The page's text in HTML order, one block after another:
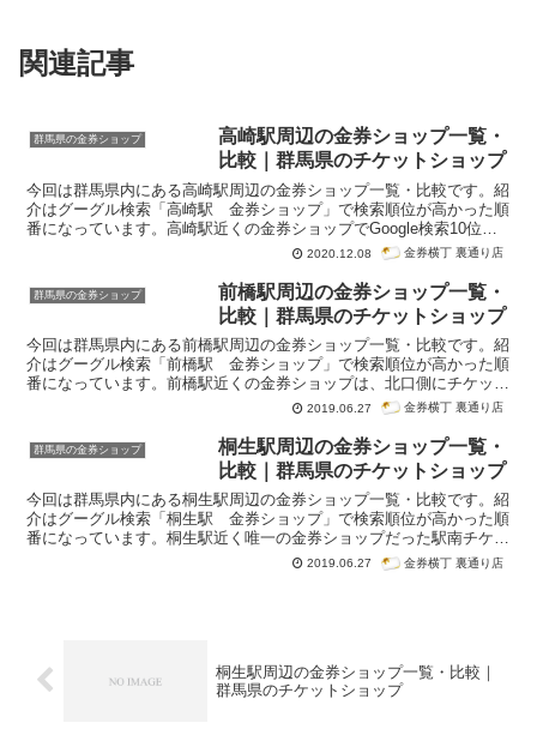
関連記事
群馬県の金券ショップ
高崎駅周辺の金券ショップ一覧・
比較｜群馬県のチケットショップ
今回は群馬県内にある高崎駅周辺の金券ショップ一覧・比較です。紹
介はグーグル検索「高崎駅 金券ショップ」で検索順位が高かった順
番になっています。高崎駅近くの金券ショップでGoogle検索10位以
内に入ったのは、「アップルチケット」と「金犬くん」だけでした。
ただし、金犬くんは高崎駅からかなりの距離があり、徒歩ではとても
じゃないけど行けません。また、他の金券ショップで大黒屋質も見つ
かりましたが、こちらも高崎駅からかなり距離があるので、金犬くん
と同じで車で来店するのが普通のお店となるでしょう。高崎駅は西口
にしか金券ショップはありません。買取専門店もいくつか見つかりま
したが、全て西口側にありました。ここでは買取専門店も紹介しま
す。
2020.12.08 金券横丁 裏通り店
群馬県の金券ショップ
前橋駅周辺の金券ショップ一覧・
比較｜群馬県のチケットショップ
今回は群馬県内にある前橋駅周辺の金券ショップ一覧・比較です。紹
介はグーグル検索「前橋駅 金券ショップ」で検索順位が高かった順
番になっています。前橋駅近くの金券ショップは、北口側にチケット
ユー、南口側にちけっとしま屋があります。最も前橋駅に近いのはお
ケットなどを購入するなら、どちらかの金券ショップに行く必要があ
ります。また、どちらの金券ショップも駅からはやや離れています。
ただし、駐車場があるので来店時に苦労することは少ないでしょう。
2019.06.27 金券横丁 裏通り店
群馬県の金券ショップ
桐生駅周辺の金券ショップ一覧・
比較｜群馬県のチケットショップ
今回は群馬県内にある桐生駅周辺の金券ショップ一覧・比較です。紹
介はグーグル検索「桐生駅 金券ショップ」で検索順位が高かった順
番になっています。桐生駅近く唯一の金券ショップだった駅南チケッ
トは閉鎖してしまったようです。そのため、桐生駅近くには金券ショ
ップはなく、買取専門のリサイクルショップでしか金券を取り扱って
2019.06.27 金券横丁 裏通り店
桐生駅周辺の金券ショップ一覧・比較｜
群馬県のチケットショップ